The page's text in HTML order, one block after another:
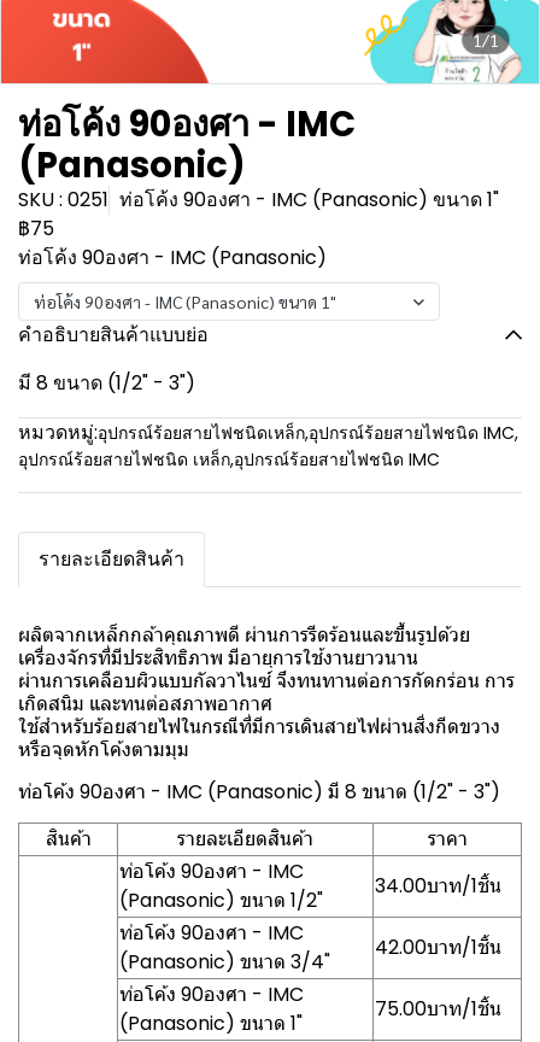
1/1
ท่อโค้ง 90องศา - IMC
(Panasonic)
SKU : 0251 ท่อโค้ง 90องศา - IMC (Panasonic) ขนาด 1"
฿75
ท่อโค้ง 90องศา - IMC (Panasonic)
ท่อโค้ง 90องศา - IMC (Panasonic) ขนาด 1"
คำอธิบายสินค้าแบบย่อ
มี 8 ขนาด (1/2" - 3")
หมวดหมู่:อุปกรณ์ร้อยสายไฟชนิดเหล็ก,อุปกรณ์ร้อยสายไฟชนิด IMC,
อุปกรณ์ร้อยสายไฟชนิด เหล็ก,อุปกรณ์ร้อยสายไฟชนิด IMC
รายละเอียดสินค้า
ผลิตจากเหล็กกล้าคุณภาพดี ผ่านการรีดร้อนและขึ้นรูปด้วย
เครื่องจักรที่มีประสิทธิภาพ มีอายุการใช้งานยาวนาน
ผ่านการเคลือบผิวแบบกัลวาไนซ์ จึงทนทานต่อการกัดกร่อน การ
เกิดสนิม และทนต่อสภาพอากาศ
ใช้สำหรับร้อยสายไฟในกรณีที่มีการเดินสายไฟผ่านสิ่งกีดขวาง
หรือจุดหักโค้งตามมุม
ท่อโค้ง 90องศา - IMC (Panasonic) มี 8 ขนาด (1/2" - 3")
สินค้า
รายละเอียดสินค้า
ราคา
ท่อโค้ง 90องศา - IMC
(Panasonic) ขนาด 1/2"
34.00บาท/1ชิ้น
ท่อโค้ง 90องศา - IMC
(Panasonic) ขนาด 3/4"
42.00บาท/1ชิ้น
ท่อโค้ง 90องศา - IMC
(Panasonic) ขนาด 1"
75.00บาท/1ชิ้น